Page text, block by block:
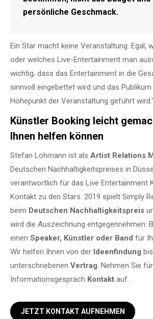
persönliche Geschmack.
Ein Star macht keine Veranstaltung. Egal,
oder welches Live-Entertainment man
wichtig, dass das Entertainment in die
sinnvoll eingebettet wird und das
Höhepunkt der Veranstaltung geführt
Künstler Booking leicht
Ihnen helfen können
Stefan Lohmann ist als Artist Relations
Deutschen Nachhaltigkeitspreises in
verantwortlich für das Live Entertainment
Kontakt zu den Stars. 2019 spielt Simply
beim Deutschen Nachhaltigkeitspreis
wird die Auszeichnung entgegennehmen.
einen Speaker, Künstler oder Band für
Wir helfen Ihnen von der Ideenfindung
unterschriebenen Vertrag. Nehmen Sie
Informationsgespräch Kontakt auf.
JETZT KONTAKT AUFNEHMEN